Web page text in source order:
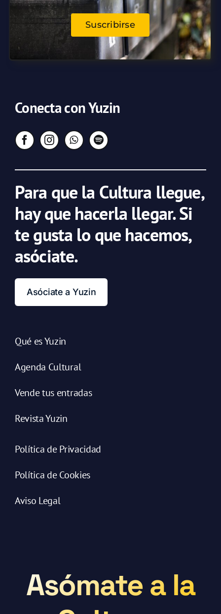
Suscribirse
Conecta con Yuzin
Para que la Cultura llegue,
hay que hacerla llegar. Si
te gusta lo que hacemos,
asóciate.
Asóciate a Yuzin
Qué es Yuzin
Agenda Cultural
Vende tus entradas
Revista Yuzin
Política de Privacidad
Política de Cookies
Aviso Legal
Asómate a la